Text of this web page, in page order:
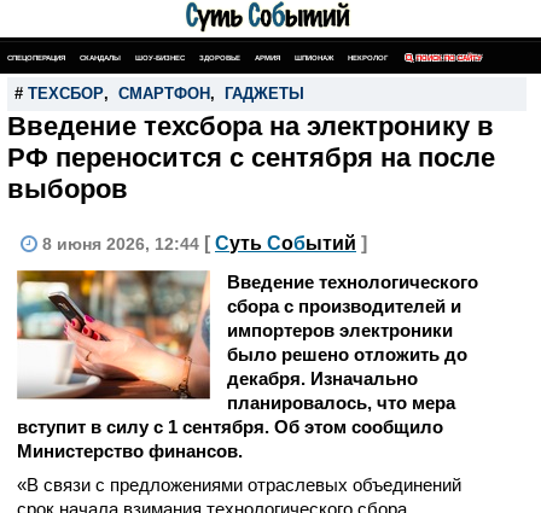
СПЕЦОПЕРАЦИЯ СКАНДАЛЫ ШОУ-БИЗНЕС ЗДОРОВЬЕ АРМИЯ ШПИОНАЖ НЕКРОЛОГ ПОИСК ПО САЙТУ
# ТЕХСБОР, СМАРТФОН , ГАДЖЕТЫ
Введение техсбора на электронику в
РФ переносится с сентября на после
выборов
8 июня 2026, 12:44 [ Суть Событий ]
Введение технологического
сбора с производителей и
импортеров электроники
было решено отложить до
декабря. Изначально
планировалось, что мера
вступит в силу с 1 сентября. Об этом сообщило
Министерство финансов.
«В связи с предложениями отраслевых объединений
срок начала взимания технологического сбора